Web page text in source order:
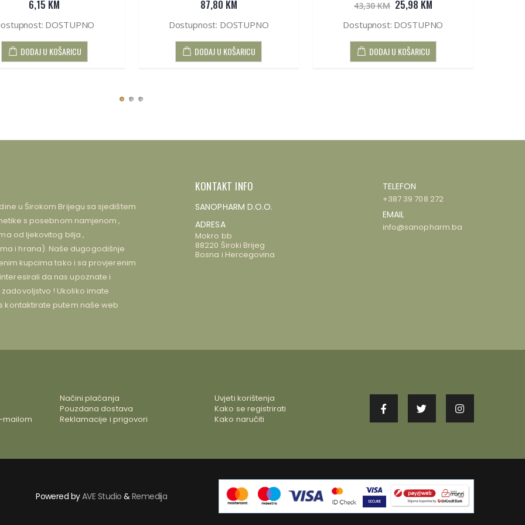
6,15 KM
DOSTUPNO
DODAJ U KOŠARICU
87,80 KM
Dostupnost: DOSTUPNO
DODAJ U KOŠARICU
43,30 KM 25,98 KM
Dostupnost: DOSTUPNO
DODAJ U KOŠARICU
u Širokom Brijegu sa sjedištem
s posebnom namjenom ,
od ljekovitog bilja ,
i hrana). Naše dugogodišnje
kupcima tako i sa provjerenim
da nas upoznate i
! Ukoliko imate
kontaktirate putem naše web
KONTAKT INFO
SANOPHARM D.O.O.
ADRESA
Mokro bb
88220 Široki Brijeg
Bosna i Hercegovina
TELEFON
+387 39 708 272
EMAIL
info@sanopharm.ba
Načini plaćanja
Uvjeti korištenja
Pouzdana dostava
Kako se registrirati
mailom
Reklamacije i prigovori Kako naručiti
Powered byAVE Studio &Remedija